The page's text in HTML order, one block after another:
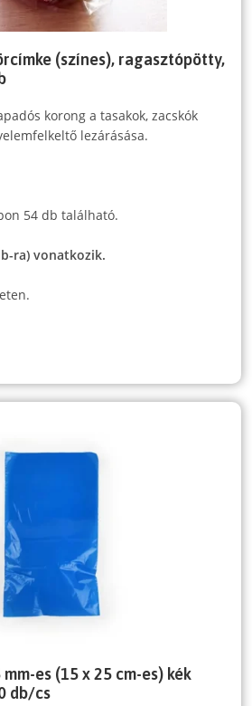
(színes), ragasztópötty,
korong a tasakok, zacskók
lezárásása.
54 db található.
ra) vonatkozik.
es (15 x 25 cm-es) kék
db/cs